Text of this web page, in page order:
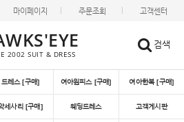
마이페이지 주문조회 고객센터
2002 SUIT & DRESS
검색
드레스 [구매] 여아원피스 [구매] 여아한복 [구매]
세사리 [구매] 웨딩드레스 고객게시판